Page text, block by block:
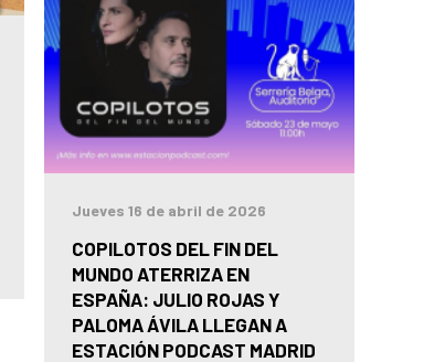
Jueves 16 de abril de 2026
COPILOTOS DEL FIN DEL
MUNDO ATERRIZA EN
ESPAÑA: JULIO ROJAS Y
PALOMA ÁVILA LLEGAN A
ESTACIÓN PODCAST MADRID